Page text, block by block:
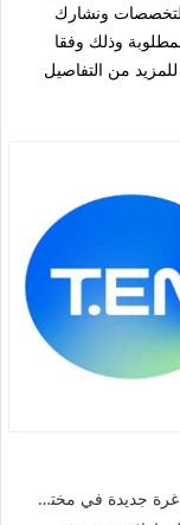
ونشارك
وذلك وفقا
من التفاصيل